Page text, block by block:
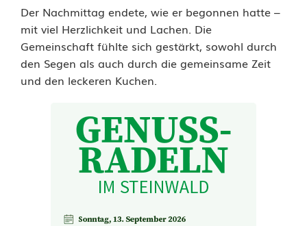
e
s
b
e
Der Nachmittag endete, wie er begonnen hatte –
mit viel Herzlichkeit und Lachen. Die
Gemeinschaft fühlte sich gestärkt, sowohl durch
den Segen als auch durch die gemeinsame Zeit
und den leckeren Kuchen.